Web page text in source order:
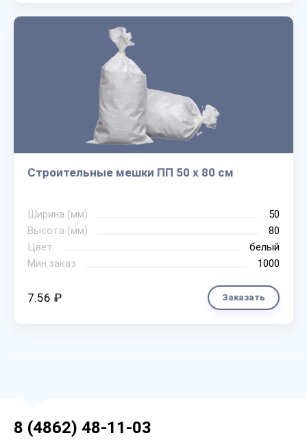
Строительные мешки ПП 50 х 80 см
Ширина (мм)
50
Высота (мм)
80
Цвет
белый
Мин.заказ
1000
7.56 ₽ Заказать
8 (4862) 48-11-03